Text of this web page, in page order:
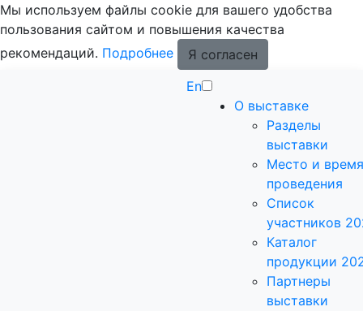
Мы используем файлы cookie для вашего удобства
пользования сайтом и повышения качества
рекомендаций. Подробнее
Я согласен
En
О выставке
Разделы
выставки
Место и время
проведения
Список
участников
Каталог
продукции
Партнеры
выставки